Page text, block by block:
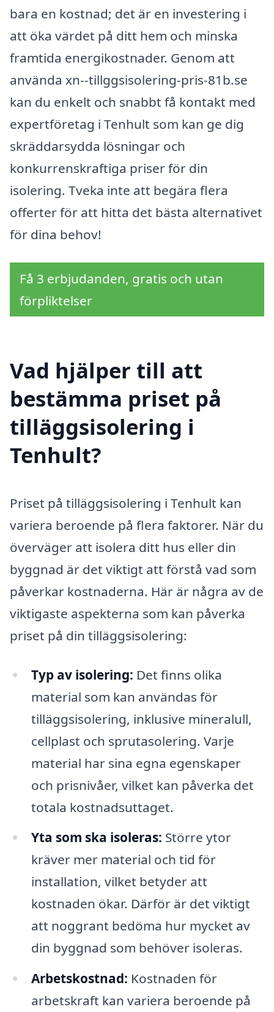
bara en kostnad; det är en investering i
att öka värdet på ditt hem och minska
framtida energikostnader. Genom att
använda xn--tillggsisolering-pris-81b.se
kan du enkelt och snabbt få kontakt med
expertföretag i Tenhult som kan ge dig
skräddarsydda lösningar och
konkurrenskraftiga priser för din
isolering. Tveka inte att begära flera
offerter för att hitta det bästa alternativet
för dina behov!
Få 3 erbjudanden, gratis och utan
förpliktelser
Vad hjälper till att
bestämma priset på
tilläggsisolering i
Tenhult?
Priset på tilläggsisolering i Tenhult kan
variera beroende på flera faktorer. När du
överväger att isolera ditt hus eller din
byggnad är det viktigt att förstå vad som
påverkar kostnaderna. Här är några av de
viktigaste aspekterna som kan påverka
priset på din tilläggsisolering:
Typ av isolering: Det finns olika
material som kan användas för
tilläggsisolering, inklusive mineralull,
cellplast och sprutasolering. Varje
material har sina egna egenskaper
och prisnivåer, vilket kan påverka det
totala kostnadsuttaget.
Yta som ska isoleras: Större ytor
kräver mer material och tid för
installation, vilket betyder att
kostnaden ökar. Därför är det viktigt
att noggrant bedöma hur mycket av
din byggnad som behöver isoleras.
Arbetskostnad: Kostnaden för
arbetskraft kan variera beroende på